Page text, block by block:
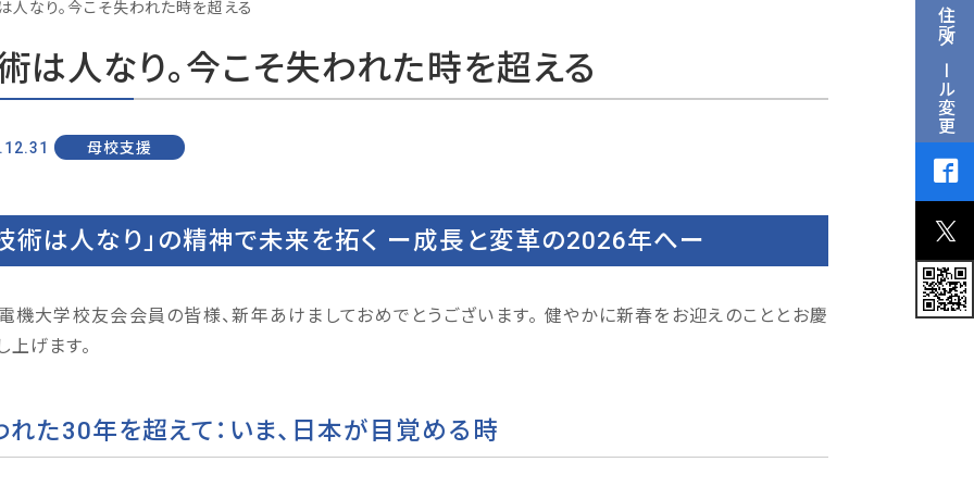
人なり。今こそ失われた時を超える
は人なり。今こそ失われた時を超える
母校支援
術は人なり」の精神で未来を拓く ー成長と変革の2026年へー
機大学校友会会員の皆様、新年あけましておめでとうございます。 健やかに新春をお迎えのこととお慶
上げます。
れた30年を超えて：いま、日本が目覚める時
住所メール変更